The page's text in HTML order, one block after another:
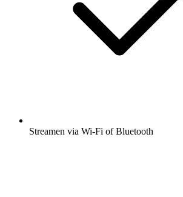
Streamen via Wi-Fi of Bluetooth